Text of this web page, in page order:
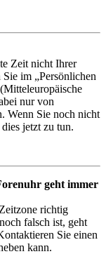
Zeit nicht Ihrer
im „Persönlichen
nur von
Wenn Sie noch nicht
jetzt zu tun.
geht immer
richtig
falsch ist, geht
Sie einen
kann.